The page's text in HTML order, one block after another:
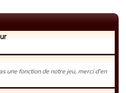
une fonction de notre jeu, merci d'en